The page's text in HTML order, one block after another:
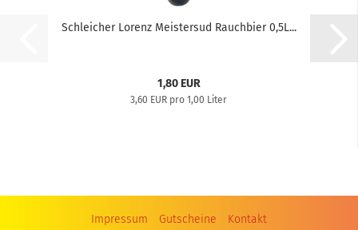
Schleicher Lorenz Meistersud Rauchbier 0,5L...
1,80 EUR
3,60 EUR pro 1,00 Liter
Impressum Gutscheine Kontakt